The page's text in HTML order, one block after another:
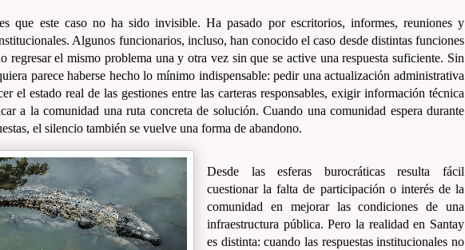
que este caso no ha sido invisible. Ha pasado por escritorios, informes, reuniones y
Algunos funcionarios, incluso, han conocido el caso desde distintas funciones
regresar el mismo problema una y otra vez sin que se active una respuesta suficiente. Sin
parece haberse hecho lo mínimo indispensable: pedir una actualización administrativa
el estado real de las gestiones entre las carteras responsables, exigir información técnica
a la comunidad una ruta concreta de solución. Cuando una comunidad espera durante
el silencio también se vuelve una forma de abandono.
Desde las esferas burocráticas resulta fácil
cuestionar la falta de participación o interés de la
comunidad en mejorar las condiciones de una
infraestructura pública. Pero la realidad en Santay
es distinta: cuando las respuestas institucionales no